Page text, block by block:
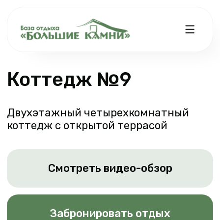
Смотреть видео-обзор
Двухэтажный четырехкомнатный
коттедж с открытой террасой
Забронировать отдых